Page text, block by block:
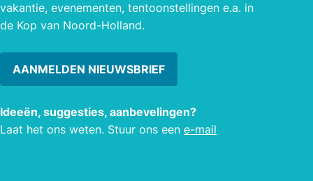
vakantie, evenementen, tentoonstellingen e.a. in
de Kop van Noord-Holland.
AANMELDEN NIEUWSBRIEF
Ideeën, suggesties, aanbevelingen?
Laat het ons weten. Stuur ons een e-mail